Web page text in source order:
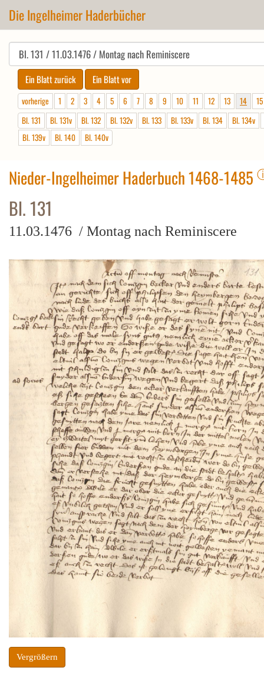
Die Ingelheimer Haderbücher
vorherige 1 2 3 4 5 6 7 8 9 10 11 12 13 14
15
Bl. 131
Bl. 131v Bl. 132 Bl. 132v Bl. 133 Bl. 133v Bl. 134
Bl. 134v
Bl. 139v
Bl. 140 Bl. 140v
Nieder-Ingelheimer Haderbuch 1468-1485
Bl. 131
11.03.1476 / Montag nach Reminiscere
Vergrößern